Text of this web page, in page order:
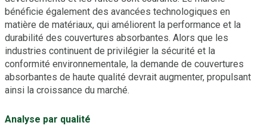
bénéficie également des avancées technologiques en
matière de matériaux, qui améliorent la performance et la
durabilité des couvertures absorbantes. Alors que les
industries continuent de privilégier la sécurité et la
conformité environnementale, la demande de couvertures
absorbantes de haute qualité devrait augmenter, propulsant
ainsi la croissance du marché.
Analyse par qualité